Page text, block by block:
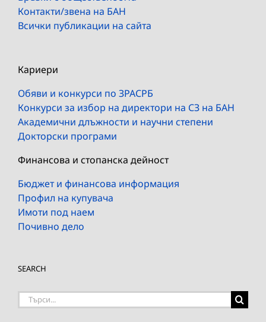
Контакти/звена на БАН
Всички публикации на сайта
Кариери
Обяви и конкурси по ЗРАСРБ
Конкурси за избор на директори на СЗ на БАН
Академични длъжности и научни степени
Докторски програми
Финансова и стопанска дейност
Бюджет и финансова информация
Профил на купувача
Имоти под наем
Почивно дело
SEARCH
Търсене